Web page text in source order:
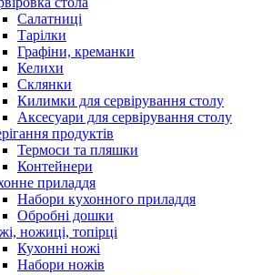
Салатниці
Тарілки
Графіни, креманки
Келихи
Склянки
Килимки для сервірування столу
Аксесуари для сервірування столу
продуктів
Термоси та пляшки
Контейнери
приладдя
Набори кухонного приладдя
Обробні дошки
ножиці, топірці
Кухонні ножі
Набори ножів